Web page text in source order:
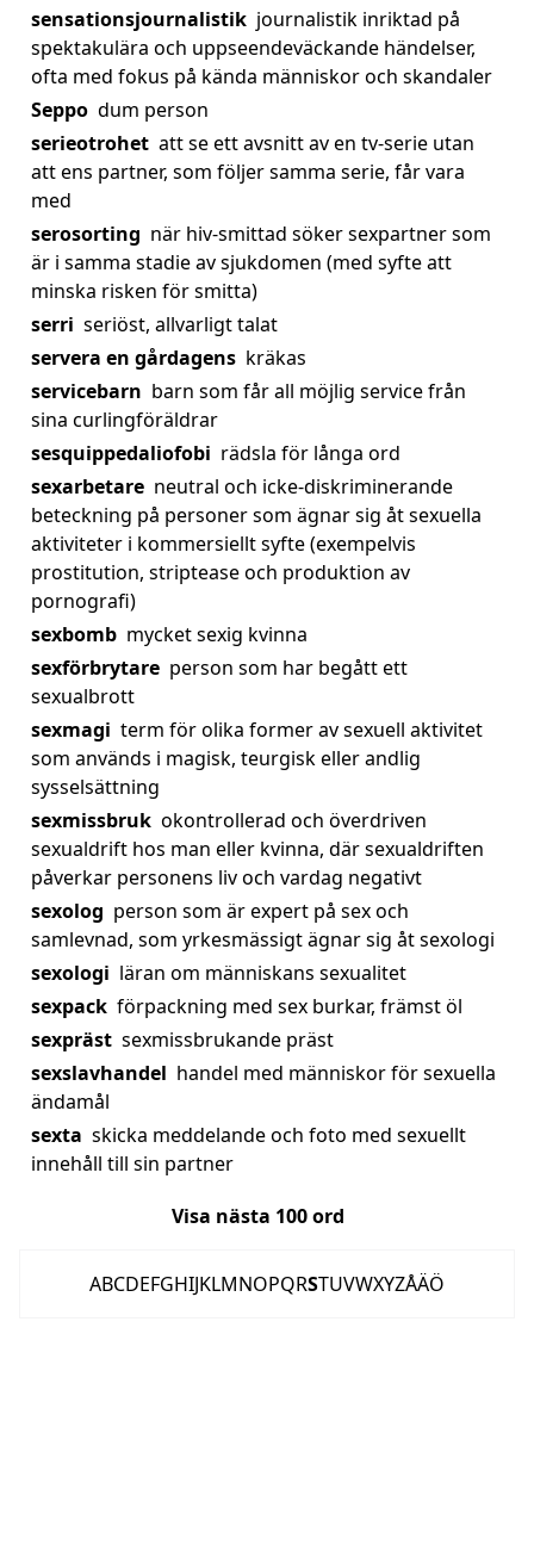
sensationsjournalistik journalistik inriktad på
spektakulära och uppseendeväckande händelser,
ofta med fokus på kända människor och skandaler
Seppo dum person
serieotrohet att se ett avsnitt av en tv-serie utan
att ens partner, som följer samma serie, får vara
med
serosorting när hiv-smittad söker sexpartner som
är i samma stadie av sjukdomen (med syfte att
minska risken för smitta)
serri seriöst, allvarligt talat
servera en gårdagens kräkas
servicebarn barn som får all möjlig service från
sina curlingföräldrar
sesquippedaliofobi rädsla för långa ord
sexarbetare neutral och icke-diskriminerande
beteckning på personer som ägnar sig åt sexuella
aktiviteter i kommersiellt syfte (exempelvis
prostitution, striptease och produktion av
pornografi)
sexbomb mycket sexig kvinna
sexförbrytare person som har begått ett
sexualbrott
sexmagi term för olika former av sexuell aktivitet
som används i magisk, teurgisk eller andlig
sysselsättning
sexmissbruk okontrollerad och överdriven
sexualdrift hos man eller kvinna, där sexualdriften
påverkar personens liv och vardag negativt
sexolog person som är expert på sex och
samlevnad, som yrkesmässigt ägnar sig åt sexologi
sexologi läran om människans sexualitet
sexpack förpackning med sex burkar, främst öl
sexpräst sexmissbrukande präst
sexslavhandel handel med människor för sexuella
ändamål
sexta skicka meddelande och foto med sexuellt
innehåll till sin partner
Visa nästa 100ord
ABCDEFGHIJKLMNOPQRSTUVWXYZÅÄÖ